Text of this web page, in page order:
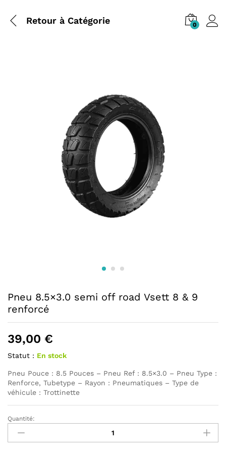
Retour à Catégorie 0
Pneu 8.5×3.0 semi off road Vsett 8 & 9
renforcé
39,00 €
Statut : En stock
Pneu Pouce : 8.5 Pouces – Pneu Ref : 8.5×3.0 – Pneu Type :
Renforce, Tubetype – Rayon : Pneumatiques – Type de
véhicule : Trottinette
Pneu
8.5x3.0
semi
Quantité: